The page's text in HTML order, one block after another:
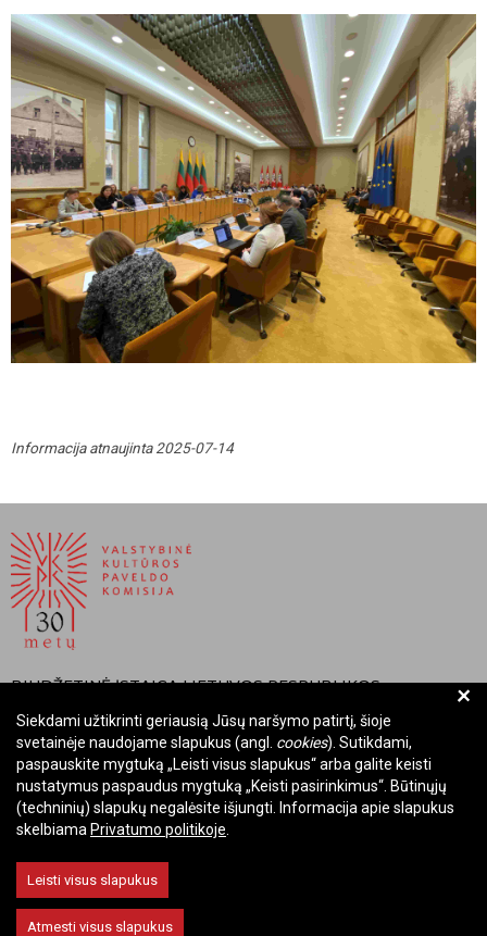
Informacija atnaujinta 2025-07-14
BIUDŽETINĖ ĮSTAIGA LIETUVOS RESPUBLIKOS
VALSTYBINĖ KULTŪROS PAVELDO KOMISIJA
Įmonės kodas: Juridinių asmenų registre 288700520
Adresas: Rūdninkų g. 13, 01135 Vilnius
Telefonas: +370 699 13972
El. paštas: komisija@vkpk.lt
+
Siekdami užtikrinti geriausią Jūsų naršymo patirtį, šioje
svetainėje naudojame slapukus (angl. cookies). Sutikdami,
paspauskite mygtuką „Leisti visus slapukus“ arba galite keisti
nustatymus paspaudus mygtuką „Keisti pasirinkimus“. Būtinųjų
(techninių) slapukų negalėsite išjungti. Informacija apie slapukus
skelbiama Privatumo politikoje
Leisti visus slapukus
Atmesti visus slapukus